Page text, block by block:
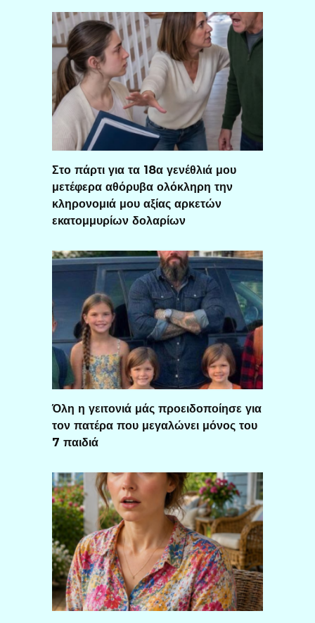
Στο πάρτι για τα 18α γενέθλιά μου
μετέφερα αθόρυβα ολόκληρη την
κληρονομιά μου αξίας αρκετών
εκατομμυρίων δολαρίων
Όλη η γειτονιά μάς προειδοποίησε για
τον πατέρα που μεγαλώνει μόνος του
7 παιδιά